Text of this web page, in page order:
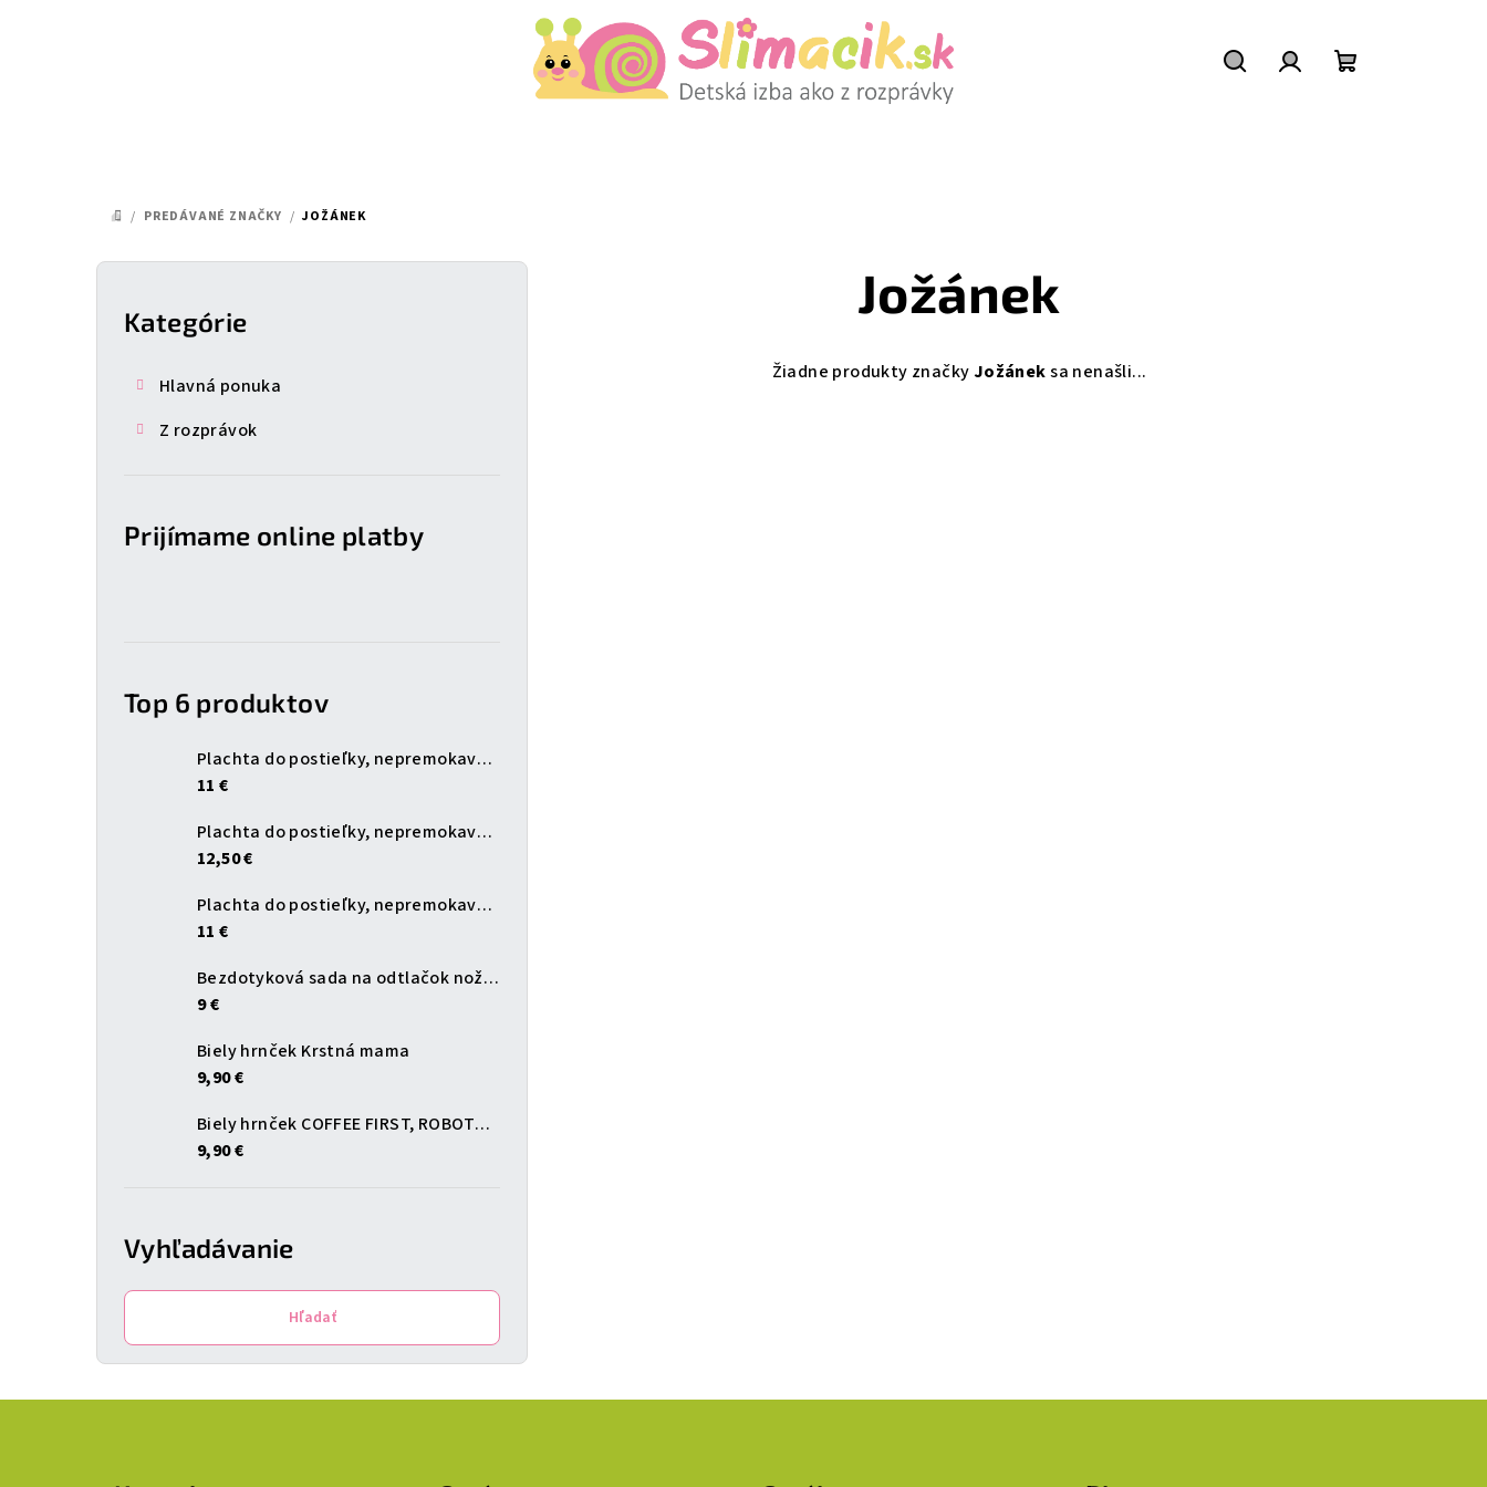
DOMOV
/ PREDÁVANÉ ZNAČKY / JOŽÁNEK
B
Preskočiť
kategórie
Kategórie
Hlavná ponuka
Z rozprávok
Prijímame online platby
Top 6 produktov
Plachta do postieľky, nepremokavá, biela, 120x60 cm
11 €
Plachta do postieľky, nepremokavá, biela, 140x70 cm
12,50 €
Plachta do postieľky, nepremokavá, modrá, 120x60 cm
11 €
Bezdotyková sada na odtlačok nožičky
9 €
Biely hrnček Krstná mama
9,90 €
Biely hrnček COFFEE FIRST, ROBOTA LATER
9,90 €
Vyhľadávanie
Hľadať
Jožánek
Žiadne produkty značkyJožáneksa nenašli...